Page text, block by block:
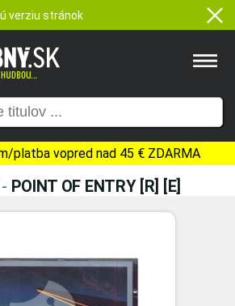
verziu stránok
platba vopred nad 45 € ZDARMA
- POINT OF ENTRY [R] [E]